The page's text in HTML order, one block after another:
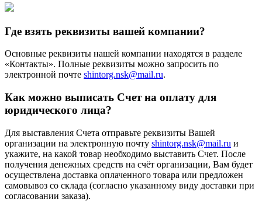
Где взять реквизиты вашей компании?
Основные реквизиты нашей компании находятся в разделе
«Контакты». Полные реквизиты можно запросить по
электронной почте shintorg.nsk@mail.ru.
Как можно выписать Счет на оплату для
юридического лица?
Для выставления Счета отправьте реквизиты Вашей
организации на электронную почту shintorg.nsk@mail.ru и
укажите, на какой товар необходимо выставить Счет. После
получения денежных средств на счёт организации, Вам будет
осуществлена доставка оплаченного товара или предложен
самовывоз со склада (согласно указанному виду доставки при
согласовании заказа).